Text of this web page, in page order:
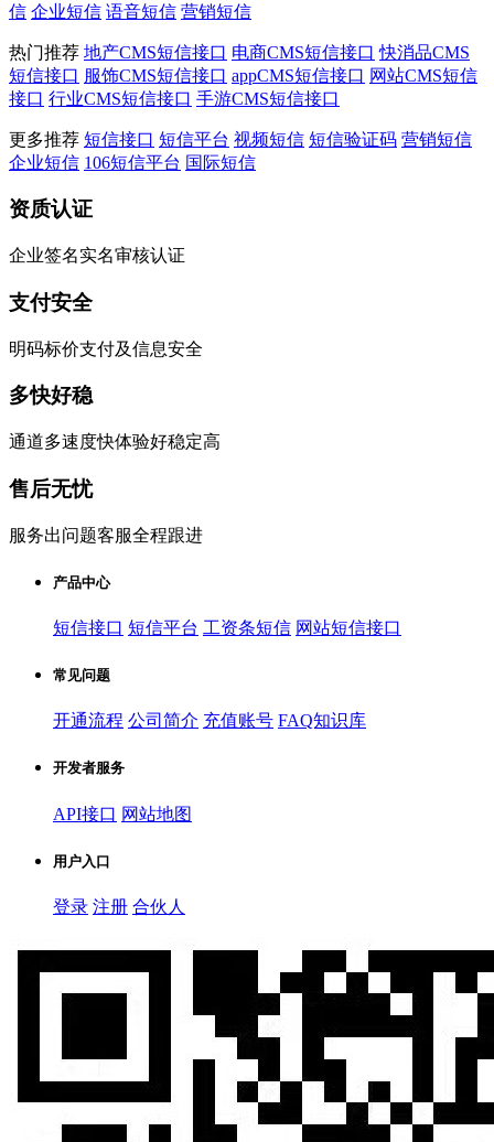
信 企业短信 语音短信 营销短信
热门推荐 地产CMS短信接口 电商CMS短信接口 快消品CMS
短信接口 服饰CMS短信接口 appCMS短信接口 网站CMS短信
接口 行业CMS短信接口 手游CMS短信接口
更多推荐 短信接口 短信平台 视频短信 短信验证码 营销短信
企业短信 106短信平台 国际短信
资质认证
企业签名实名审核认证
支付安全
明码标价支付及信息安全
多快好稳
通道多速度快体验好稳定高
售后无忧
服务出问题客服全程跟进
产品中心
短信接口 短信平台 工资条短信 网站短信接口
常见问题
开通流程 公司简介 充值账号 FAQ知识库
开发者服务
API接口 网站地图
用户入口
登录 注册 合伙人